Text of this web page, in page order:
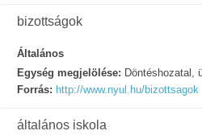
bizottságok
Általános
Egység megjelölése: Döntéshozatal,
Forrás: http://www.nyul.hu/bizottsagok
általános iskola